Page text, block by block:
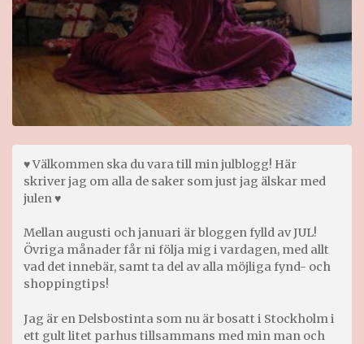
♥ Välkommen ska du vara till min julblogg! Här
skriver jag om alla de saker som just jag älskar med
julen ♥
Mellan augusti och januari är bloggen fylld av JUL!
Övriga månader får ni följa mig i vardagen, med allt
vad det innebär, samt ta del av alla möjliga fynd- och
shoppingtips!
Jag är en Delsbostinta som nu är bosatt i Stockholm i
ett gult litet parhus tillsammans med min man och